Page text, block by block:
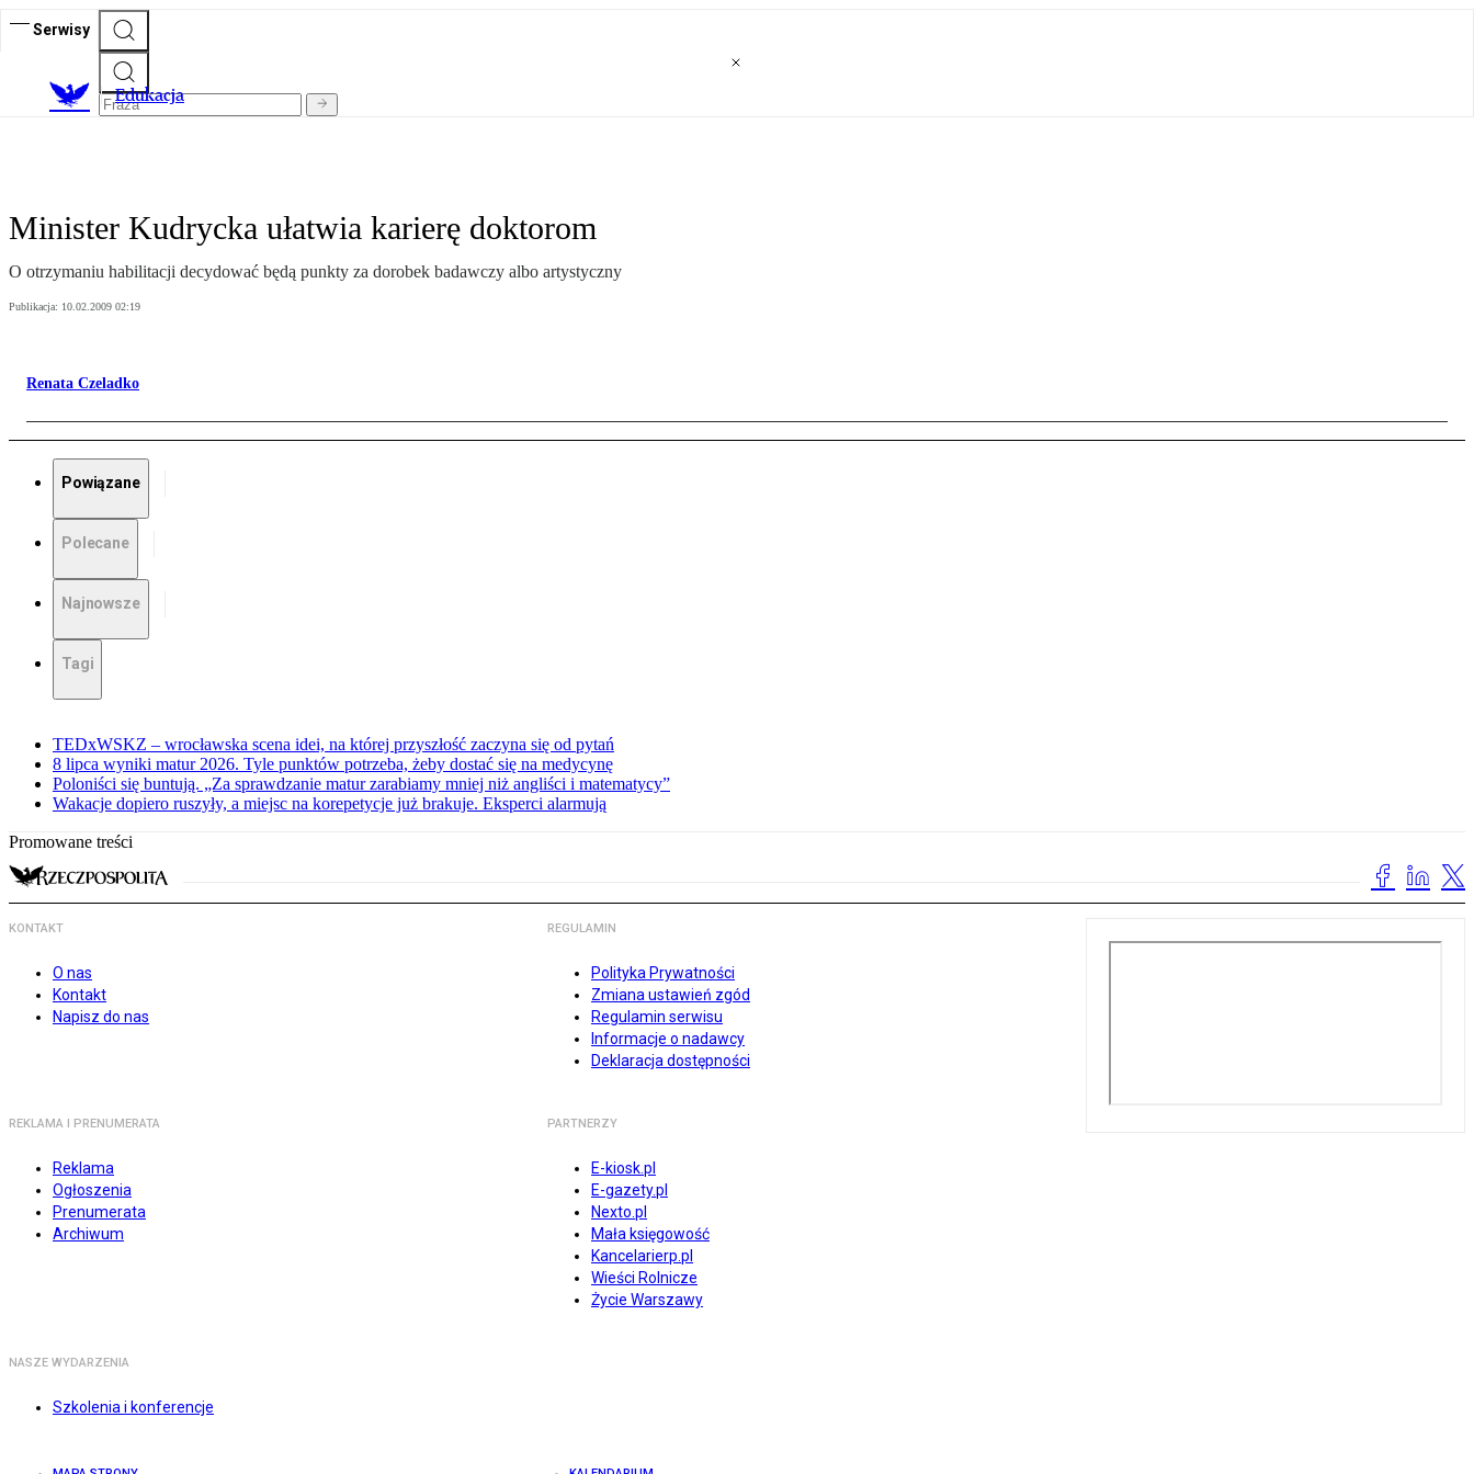
Serwisy
Edukacja
Minister Kudrycka ułatwia karierę doktorom
O otrzymaniu habilitacji decydować będą punkty za dorobek badawczy albo artystyczny
Publikacja: 10.02.2009 02:19
Renata Czeladko
Powiązane
Polecane
Najnowsze
Tagi
TEDxWSKZ – wrocławska scena idei, na której przyszłość zaczyna się od pytań
8 lipca wyniki matur 2026. Tyle punktów potrzeba, żeby dostać się na medycynę
Poloniści się buntują. „Za sprawdzanie matur zarabiamy mniej niż angliści i matematycy”
Wakacje dopiero ruszyły, a miejsc na korepetycje już brakuje. Eksperci alarmują
Promowane treści
KONTAKT
O nas
Kontakt
Napisz do nas
REGULAMIN
Polityka Prywatności
Zmiana ustawień zgód
Regulamin serwisu
Informacje o nadawcy
Deklaracja dostępności
REKLAMA I PRENUMERATA
Reklama
Ogłoszenia
Prenumerata
Archiwum
PARTNERZY
E-kiosk.pl
E-gazety.pl
Nexto.pl
Mała księgowość
Kancelarierp.pl
Wieści Rolnicze
Życie Warszawy
NASZE WYDARZENIA
Szkolenia i konferencje